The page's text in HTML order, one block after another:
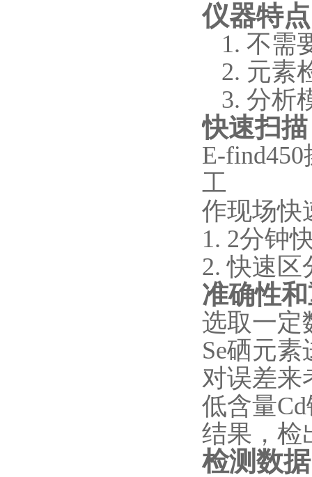
仪器特点
1. 不需
2. 元素
3. 分析
快速扫描
E-
工
作现场快
1. 2分钟
2. 快速
准确性
选取一定
Se硒元
对误差来
低含量
结果，检
检测数据